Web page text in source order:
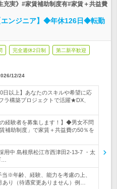
充実》#家賃補助制度有#家賃＋共益費
ンジニア】◆年休126日◆転勤
完全週休2日制 第二新卒歓迎
12/24
日以上】あなたのスキルや希望に応
ラ構築プロジェクトで活躍★DX、
経験者を募集します！】◆男女不問
助制度」で家賃＋共益費の50％を
用中 島根県松江市西津田2-13-7 ・太
当※年齢、経験、能力を考慮の上、
り（待遇変更ありません）例…